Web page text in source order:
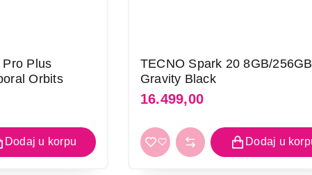
Plus
Orbits
TECNO Spark 20 8GB/256GB
Gravity Black
16.499,00